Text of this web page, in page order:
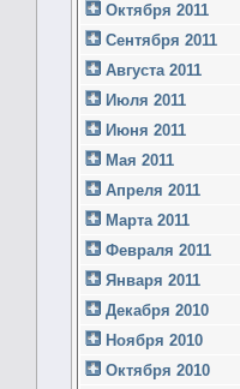
Октября 2011
Сентября 2011
Августа 2011
Июля 2011
Июня 2011
Мая 2011
Апреля 2011
Марта 2011
Февраля 2011
Января 2011
Декабря 2010
Ноября 2010
Октября 2010